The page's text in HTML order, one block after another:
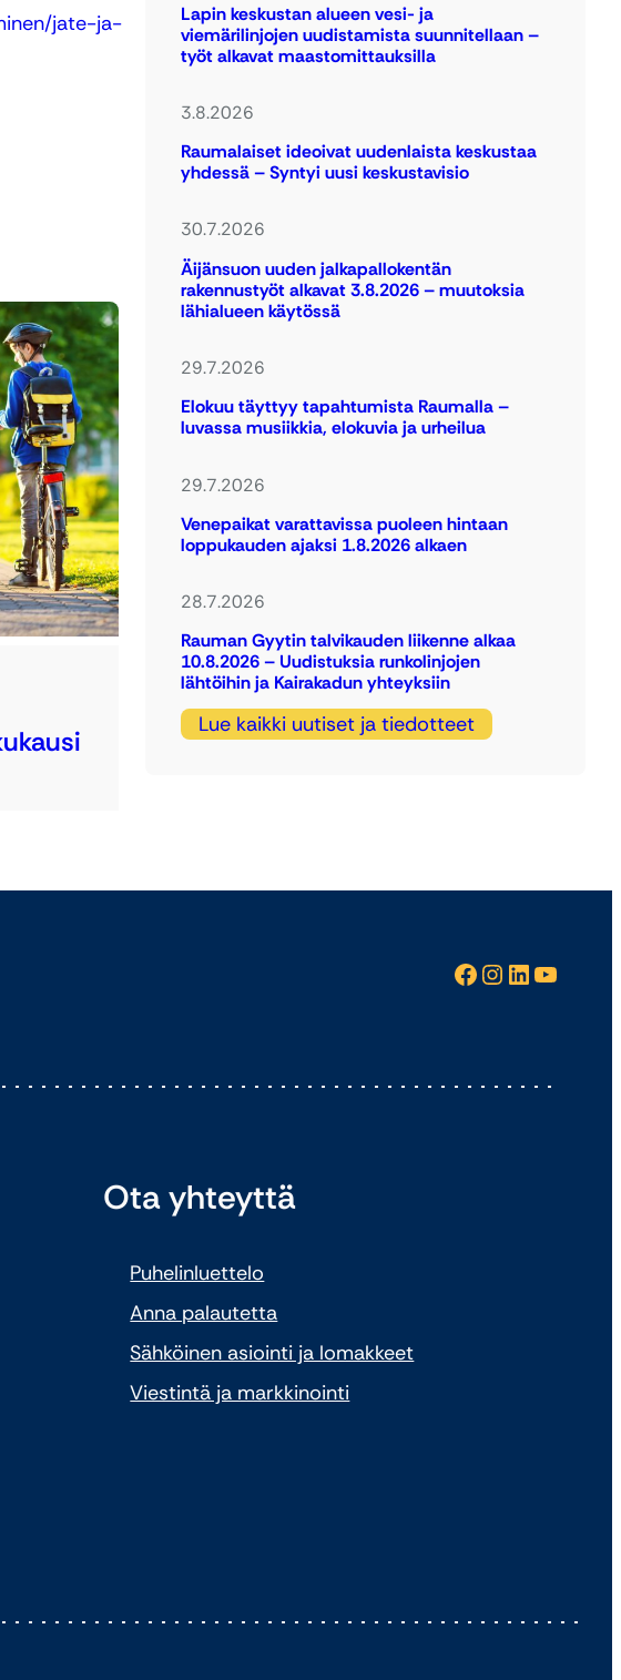
jate-ja-
Lapin keskustan alueen vesi- ja
viemärilinjojen uudistamista suunnitellaan –
työt alkavat maastomittauksilla
3.8.2026
Raumalaiset ideoivat uudenlaista keskustaa
yhdessä – Syntyi uusi keskustavisio
30.7.2026
Äijänsuon uuden jalkapallokentän
rakennustyöt alkavat 3.8.2026 – muutoksia
lähialueen käytössä
29.7.2026
Elokuu täyttyy tapahtumista Raumalla –
luvassa musiikkia, elokuvia ja urheilua
29.7.2026
Venepaikat varattavissa puoleen hintaan
loppukauden ajaksi 1.8.2026 alkaen
28.7.2026
Rauman Gyytin talvikauden liikenne alkaa
10.8.2026 – Uudistuksia runkolinjojen
lähtöihin ja Kairakadun yhteyksiin
Lue kaikki uutiset ja tiedotteet
Facebook InstagramLinkedIn YouTube
Ota yhteyttä
Puhelinluettelo
Anna palautetta
Sähköinen asiointi ja lomakkeet
Viestintä ja markkinointi